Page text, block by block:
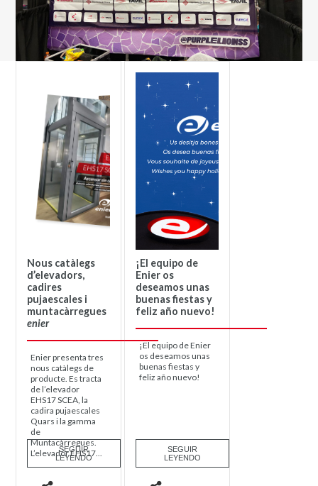
Nous catàlegs
d’elevadors,
cadires
pujaescales i
muntacàrregues
enier
Enier presenta tres
nous catàlegs de
producte. Es tracta
de l’elevador
EHS17 SCEA, la
cadira pujaescales
Quars i la gamma
de
Muntacàrregues.
L’elevador EHS17...
SEGUIR
LEYENDO
¡El equipo de
Enier os
deseamos unas
buenas fiestas y
feliz año nuevo!
¡El equipo de Enier
os deseamos unas
buenas fiestas y
feliz año nuevo!
SEGUIR
LEYENDO